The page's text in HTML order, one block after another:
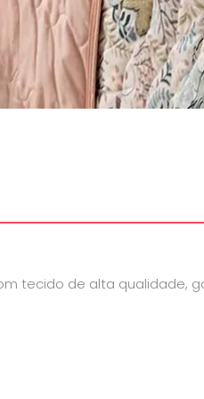
tecido de alta qualidade,